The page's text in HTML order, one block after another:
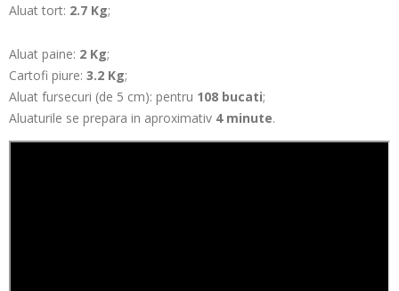
Aluat tort: 2.7 Kg;
Aluat paine: 2 Kg;
Cartofi piure: 3.2 Kg;
Aluat fursecuri (de 5 cm): pentru 108 bucati;
Aluaturile se prepara in aproximativ 4 minute.